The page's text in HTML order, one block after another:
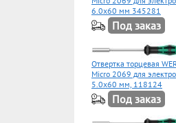
6.0x60 мм 345281
Под заказ
Отвертка торцевая
Micro 2069 для
5.0x60 мм, 118124
Под заказ